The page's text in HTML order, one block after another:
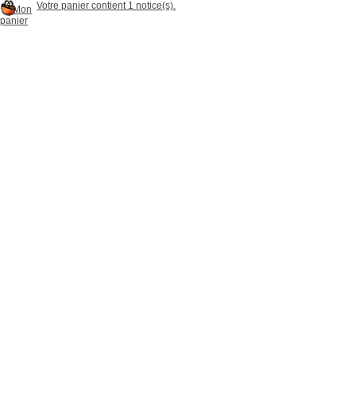
Mon
panier
Votre panier contient 1 notice(s).